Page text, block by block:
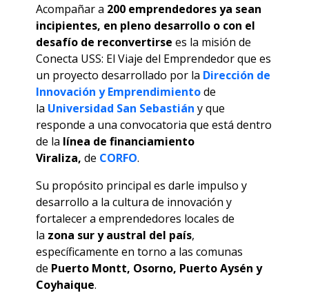
Acompañar a 200 emprendedores ya sean
incipientes, en pleno desarrollo o con el
desafío de reconvertirse es la misión de
Conecta USS: El Viaje del Emprendedor que es
un proyecto desarrollado por la Dirección de
Innovación y Emprendimientode
la Universidad San Sebastián y que
responde a una convocatoria que está dentro
de la línea de financiamiento
Viraliza, de CORFO.
Su propósito principal es darle impulso y
desarrollo a la cultura de innovación y
fortalecer a emprendedores locales de
la zona sur y austral del país,
específicamente en torno a las comunas
de Puerto Montt, Osorno, Puerto Aysén y
Coyhaique.